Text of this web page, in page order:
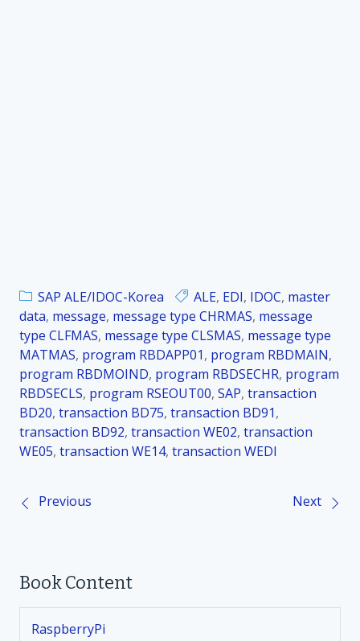
SAP ALE/IDOC-Korea ALE, EDI, IDOC, master
data, message, message type CHRMAS, message
type CLFMAS, message type CLSMAS, message type
MATMAS, program RBDAPP01, program RBDMAIN,
program RBDMOIND, program RBDSECHR, program
RBDSECLS, program RSEOUT00, SAP, transaction
BD20, transaction BD75, transaction BD91,
transaction BD92, transaction WE02, transaction
WE05, transaction WE14, transaction WEDI
P
s
Previous Next
Book Content
RaspberryPi